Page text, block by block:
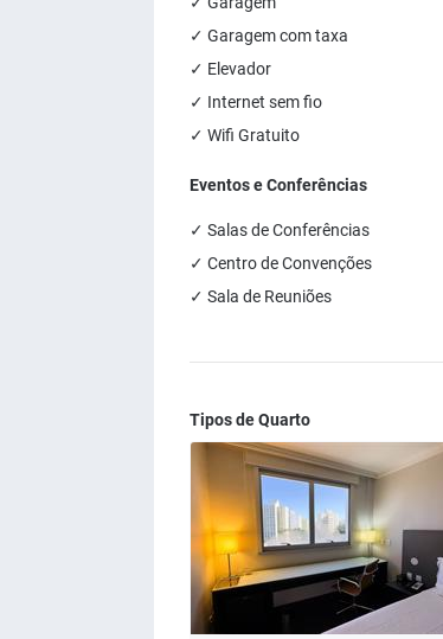
✓ Garagem com taxa
✓ Elevador
✓ Internet sem fio
✓ Wifi Gratuito
Eventos e Conferências
✓ Salas de Conferências
✓ Centro de Convenções
✓ Sala de Reuniões
Tipos de Quarto